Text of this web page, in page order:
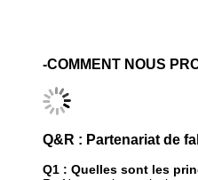
-IMAGE DU PRODUIT